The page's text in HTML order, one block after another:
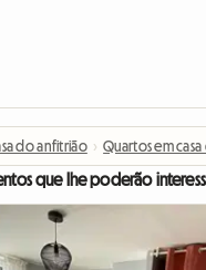
do anfitrião › Quartos em
que lhe poderão